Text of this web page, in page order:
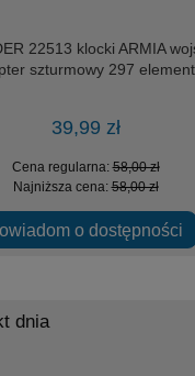
22513 klocki ARMIA
szturmowy 297
39,99 zł
Cena regularna:58,00 zł
Najniższa cena:58,00 zł
o dostępności
dnia